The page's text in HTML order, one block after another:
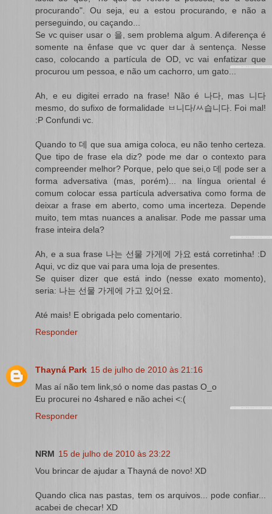
procurando". Ou seja, eu a estou procurando, e não a
perseguindo, ou caçando...
Se vc quiser usar o 을, sem problema algum. A diferença é
somente na ênfase que vc quer dar à sentença. Nesse
caso, colocando a partícula de OD, vc vai enfatizar que
procurou um pessoa, e não um cachorro, um gato...
Ah, e eu digitei errado na frase! Não é 나다, mas 니다
mesmo, do sufixo de formalidade ㅂ니다/ㅆ습니다. Foi mal!
:P Confundi vc.
Quando to 데 que sua amiga coloca, eu não tenho certeza.
Que tipo de frase ela diz? pode me dar o contexto para
compreender melhor? Porque, pelo que sei,o 데 pode ser a
forma adversativa (mas, porém)... na língua oriental é
comum colocar essa partícula adversativa como forma de
deixar a frase em aberto, como uma incerteza. Depende
muito, tem mtas nuances a analisar. Pode me passar uma
frase inteira dela?
Ah, e a sua frase 나는 선물 가게에 가요 está corretinha! :D
Aqui, vc diz que vai para uma loja de presentes.
Se quiser dizer que está indo (nesse exato momento),
seria: 나는 선물 가게에 가고 있어요.
Até mais! E obrigada pelo comentario.
Responder
Thayná Park 15 de julho de 2010 às 21:16
Mas aí não tem link,só o nome das pastas O_o
Eu procurei no 4shared e não achei <:(
Responder
NRM 15 de julho de 2010 às 23:22
Vou brincar de ajudar a Thayná de novo! XD
Quando clica nas pastas, tem os arquivos... pode confiar...
acabei de checar! XD